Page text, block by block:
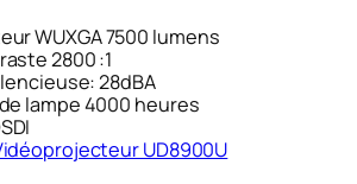
WUXGA 7500 lumens
2800 :1
28dBA
lampe 4000 heures
UD8900U